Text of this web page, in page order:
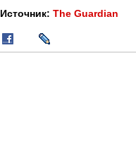
Источник: The Guardian